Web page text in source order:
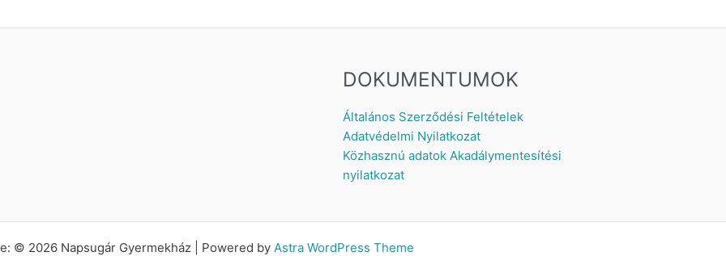
DOKUMENTUMOK
Általános Szerződési Feltételek
Adatvédelmi Nyilatkozat
Közhasznú adatok Akadálymentesítési
nyilatkozat
© 2026 Napsugár Gyermekház | Powered by Astra WordPress Theme